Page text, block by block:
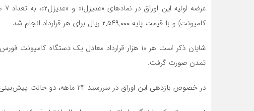
کامیونت) و با قیمت پایه ۲,۵۴۹,۰۰۰ ریال برای هر قرارداد انجام شد.
شایان ذکر است هر ۱۰ هزار قرارداد معادل یک دستگاه
تمدن صورت گرفت.
در خصوص بازدهی این اوراق در سررسید ۲۴ ماهه، دو حالت پیش‌بینی شده است: